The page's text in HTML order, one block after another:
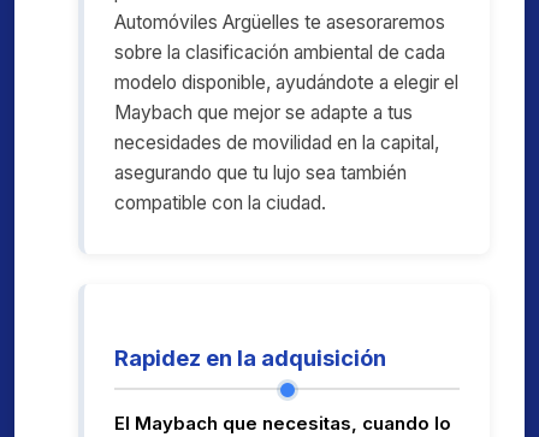
Automóviles Argüelles te asesoraremos
sobre la clasificación ambiental de cada
modelo disponible, ayudándote a elegir el
Maybach que mejor se adapte a tus
necesidades de movilidad en la capital,
asegurando que tu lujo sea también
compatible con la ciudad.
Rapidez en la adquisición
El Maybach que necesitas, cuando lo